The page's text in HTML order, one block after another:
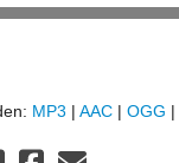
MP3 | AAC | OGG |